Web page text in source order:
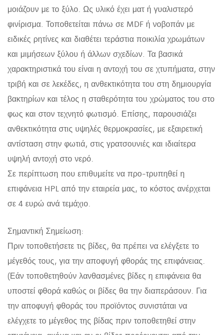
μοιάζουν με το ξύλο. Ως υλικό έχει ματ ή γυαλιστερό
φινίρισμα. Τοποθετείται πάνω σε MDF ή νοβοπάν με
ειδικές ρητίνες και διαθέτει τεράστια ποικιλία χρωμάτων
και μιμήσεων ξύλου ή άλλων σχεδίων. Τα βασικά
χαρακτηριστικά του είναι η αντοχή του σε χτυπήματα, στην
τριβή και σε λεκέδες, η ανθεκτικότητα του στη δημιουργία
βακτηρίων και τέλος η σταθερότητα του χρώματος του στο
φως και στον τεχνητό φωτισμό. Επίσης, παρουσιάζει
ανθεκτικότητα στις υψηλές θερμοκρασίες, με εξαιρετική
αντίσταση στην φωτιά, στις γρατσουνιές και ιδιαίτερα
υψηλή αντοχή στο νερό.
Σε περίπτωση που επιθυμείτε να προ-τρυπηθεί η
επιφάνεια HPL από την εταιρεία μας, το κόστος ανέρχεται
σε 4 ευρώ ανά τεμάχιο.
Σημαντική Σημείωση:
Πριν τοποθετήσετε τις βίδες, θα πρέπει να ελέγξετε το
μέγεθός τους, για την αποφυγή φθοράς της επιφάνειας.
(Εάν τοποθετηθούν λανθασμένες βίδες η επιφάνεια θα
υποστεί φθορά καθώς οι βίδες θα την διαπεράσουν. Για
την αποφυγή φθοράς του προϊόντος συνιστάται να
ελέγχετε το μέγεθος της βίδας πριν τοποθετηθεί στην